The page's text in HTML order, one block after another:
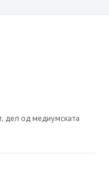
дел од медиумската